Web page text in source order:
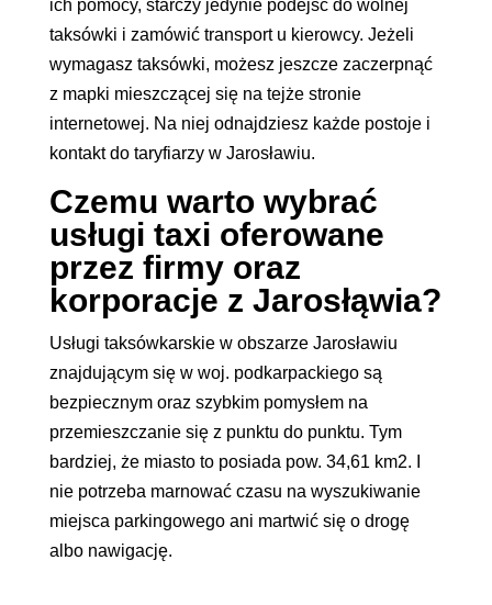
ich pomocy, starczy jedynie podejść do wolnej
taksówki i zamówić transport u kierowcy. Jeżeli
wymagasz taksówki, możesz jeszcze zaczerpnąć
z mapki mieszczącej się na tejże stronie
internetowej. Na niej odnajdziesz każde postoje i
kontakt do taryfiarzy w Jarosławiu.
Czemu warto wybrać
usługi taxi oferowane
przez firmy oraz
korporacje z Jarosłąwia?
Usługi taksówkarskie w obszarze Jarosławiu
znajdującym się w woj. podkarpackiego są
bezpiecznym oraz szybkim pomysłem na
przemieszczanie się z punktu do punktu. Tym
bardziej, że miasto to posiada pow. 34,61 km2. I
nie potrzeba marnować czasu na wyszukiwanie
miejsca parkingowego ani martwić się o drogę
albo nawigację.